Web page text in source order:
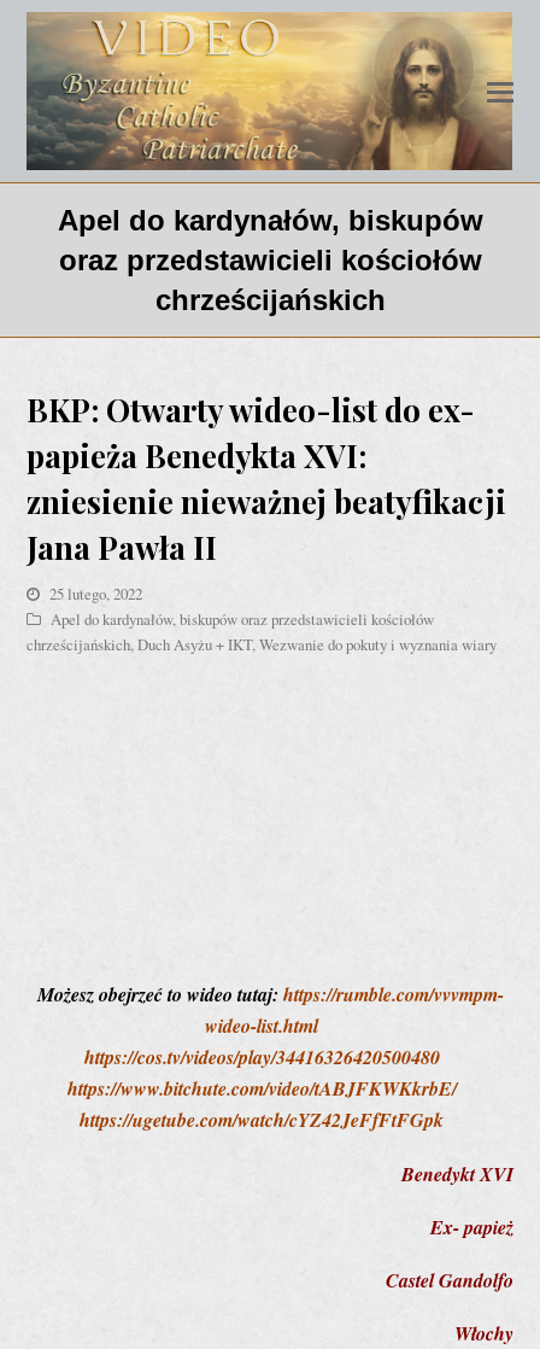
Apel do kardynałów, biskupów
oraz przedstawicieli kościołów
chrześcijańskich
BKP: Otwarty wideo-list do ex-
papieża Benedykta XVI:
zniesienie nieważnej beatyfikacji
Jana Pawła II
25 lutego, 2022
Apel do kardynałów, biskupów oraz przedstawicieli kościołów
chrześcijańskich,Duch Asyżu + IKT,Wezwanie do pokuty i wyznania wiary
Możesz obejrzeć to wideo tutaj:https://rumble.com/vvvmpm-
wideo-list.html
https://cos.tv/videos/play/34416326420500480
https://www.bitchute.com/video/tABJFKWKkrbE/
https://ugetube.com/watch/cYZ42JeFfFtFGpk
Benedykt XVI
Ex- papież
Castel Gandolfo
Włochy